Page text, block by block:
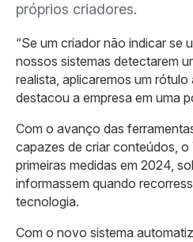
próprios criadores.
“Se um criador não indicar se
nossos sistemas detectarem
realista, aplicaremos um rótulo
destacou a empresa em uma
Com o avanço das
capazes de criar conteúdos, o
primeiras medidas em 2024,
informassem quando
tecnologia.
Com o novo sistema